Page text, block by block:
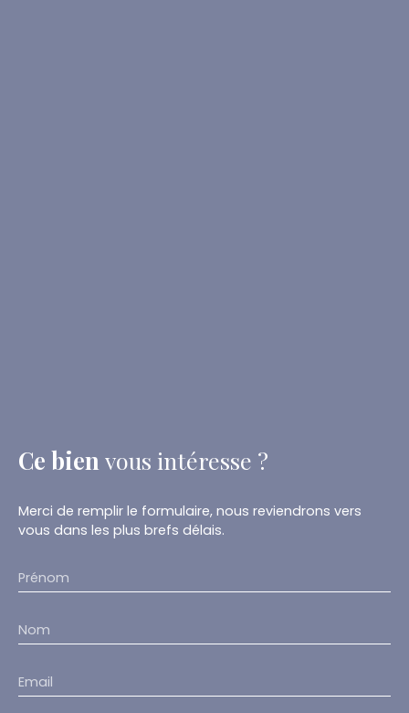
Ce bien vous intéresse ?
Merci de remplir le formulaire, nous reviendrons vers
vous dans les plus brefs délais.
Prénom
Nom
Email